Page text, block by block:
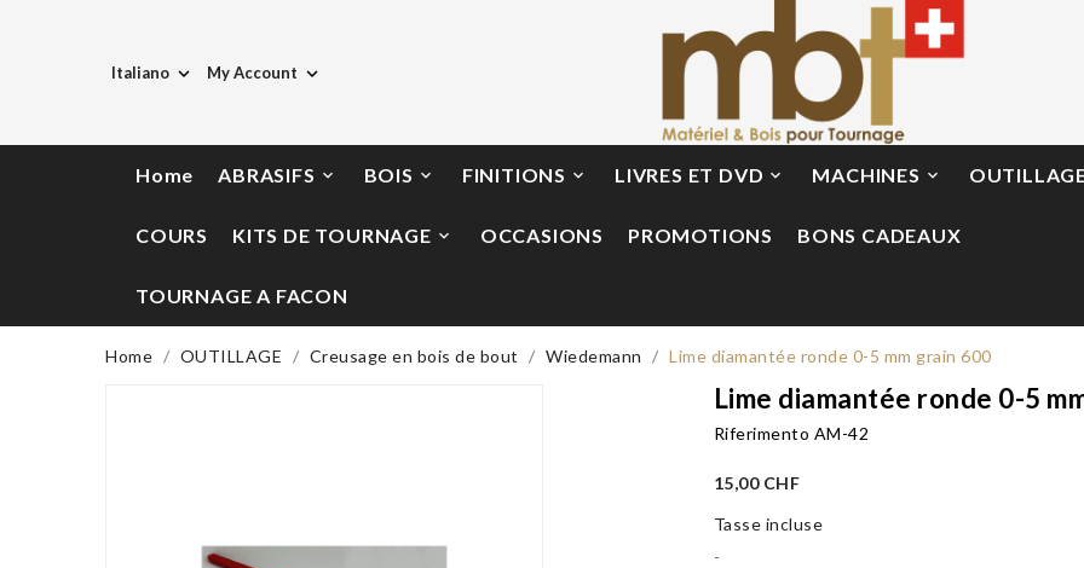
Italiano  My Account 
Home ABRASIFS  BOIS  FINITIONS  LIVRES ET DVD  MACHINES 
COURS KITS DE TOURNAGE  OCCASIONS PROMOTIONS BONS CADEAUX
TOURNAGE A FACON
Home OUTILLAGE Creusage en bois de bout Wiedemann Lime diamantée ronde 0-5 mm grain 600
Lime diamantée ronde 0-5
Riferimento AM-42
15,00 CHF
Tasse incluse
-